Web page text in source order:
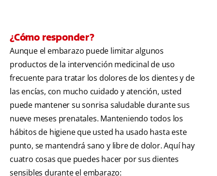
¿Cómo responder?
Aunque el embarazo puede limitar algunos
productos de la intervención medicinal de uso
frecuente para tratar los dolores de los dientes y de
las encías, con mucho cuidado y atención, usted
puede mantener su sonrisa saludable durante sus
nueve meses prenatales. Manteniendo todos los
hábitos de higiene que usted ha usado hasta este
punto, se mantendrá sano y libre de dolor. Aquí hay
cuatro cosas que puedes hacer por sus dientes
sensibles durante el embarazo: